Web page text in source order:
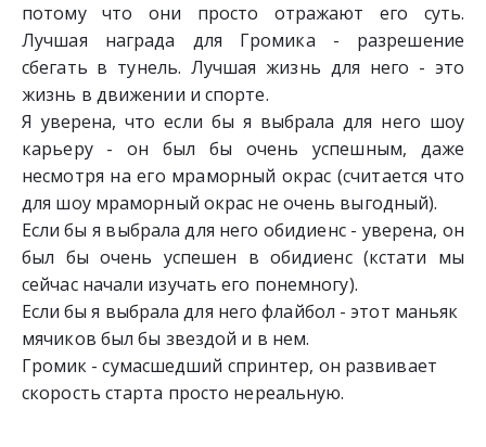
потому что они просто отражают его суть.
Лучшая награда для Громика - разрешение
сбегать в тунель. Лучшая жизнь для него - это
жизнь в движении и спорте.
Я уверена, что если бы я выбрала для него шоу
карьеру - он был бы очень успешным, даже
несмотря на его мраморный окрас (считается что
для шоу мраморный окрас не очень выгодный).
Если бы я выбрала для него обидиенс - уверена, он
был бы очень успешен в обидиенс (кстати мы
сейчас начали изучать его понемногу).
Если бы я выбрала для него флайбол - этот маньяк
мячиков был бы звездой и в нем.
Громик - сумасшедший спринтер, он развивает
скорость старта просто нереальную.